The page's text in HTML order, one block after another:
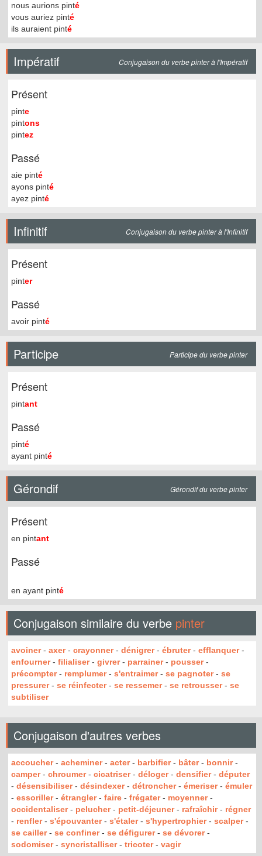
nous aurions pinté
vous auriez pinté
ils auraient pinté
Impératif Conjugaison du verbe pinter à l'Impératif
Présent
pinte
pintons
pintez
Passé
aie pinté
ayons pinté
ayez pinté
Infinitif Conjugaison du verbe pinter à l'Infinitif
Présent
pinter
Passé
avoir pinté
Participe Participe du verbe pinter
Présent
pintant
Passé
pinté
ayant pinté
Gérondif Gérondif du verbe pinter
Présent
en pintant
Passé
en ayant pinté
Conjugaison similaire du verbe pinter
avoiner- axer- crayonner- dénigrer- ébruter- efflanquer-
enfourner- filialiser- givrer- parrainer- pousser-
précompter- remplumer- s'entraimer- se pagnoter- se
pressurer- se réinfecter- se ressemer- se retrousser- se
subtiliser
Conjugaison d'autres verbes
accoucher- acheminer- acter- barbifier- bâter- bonnir-
camper- chroumer- cicatriser- déloger- densifier- députer
- désensibiliser- désindexer- détroncher- émeriser- émuler
- essoriller- étrangler- faire - frégater- moyenner-
occidentaliser- pelucher- petit-déjeuner- rafraîchir- régner
- renfler- s'épouvanter- s'étaler- s'hypertrophier- scalper-
se cailler- se confiner- se défigurer- se dévorer-
sodomiser- syncristalliser- tricoter- vagir